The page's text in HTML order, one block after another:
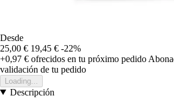
Desde
25,00 € 19,45 € -22%
+0,97 € ofrecidos en tu próximo pedido
validación de tu pedido
Loading...
Descripción